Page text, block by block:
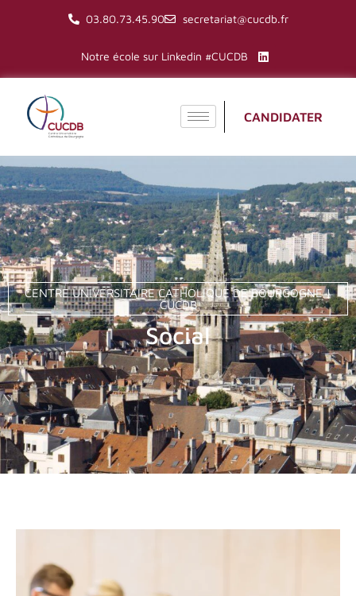
contenu
03.80.73.45.90 secretariat@cucdb.fr
Notre école sur Linkedin #CUCDB
CANDIDATER
CENTRE UNIVERSITAIRE CATHOLIQUE DE BOURGOGNE |
CUCDB
Social